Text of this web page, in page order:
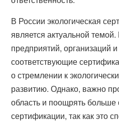
В России экологическая
является актуальной
предприятий, организаций
соответствующие
о стремлении к
развитию. Однако, важно
область и поощрять больше
сертификации, так как это